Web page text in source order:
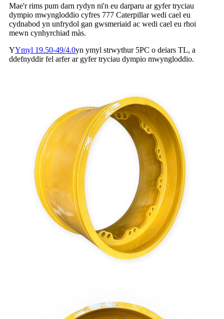
Mae'r rims pum darn rydyn ni'n eu darparu ar gyfer tryciau
dympio mwyngloddio cyfres 777 Caterpillar wedi cael eu
cydnabod yn unfrydol gan gwsmeriaid ac wedi cael eu rhoi
mewn cynhyrchiad màs.
YYmyl 19.50-49/4.0yn ymyl strwythur 5PC o deiars TL, a
ddefnyddir fel arfer ar gyfer tryciau dympio mwyngloddio.